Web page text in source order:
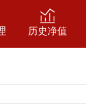
历史净值